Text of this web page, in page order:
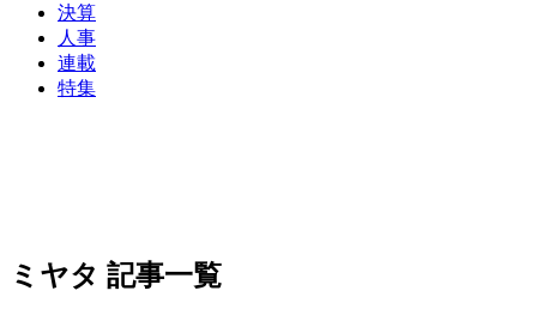
決算
人事
連載
特集
ミヤタ 記事一覧